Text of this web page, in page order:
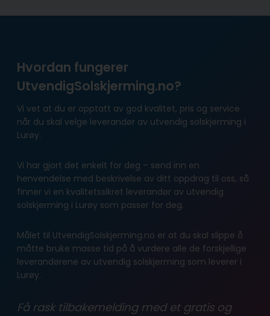
Hvordan fungerer
UtvendigSolskjerming.no?
Vi vet at du er opptatt av god kvalitet, pris og service
når du skal velge leverandør av utvendig solskjerming i
Lurøy.
Vi har gjort det enkelt for deg – send inn en
henvendelse med beskrivelse av ditt oppdrag til oss, så
finner vi en kvalitetssikret leverandør av utvendig
solskjerming i Lurøy som passer for deg.
Målet til UtvendigSolskjerming.no er at du skal slippe å
måtte bruke masse tid på å vurdere alle de forskjellige
leverandørene av utvendig solskjerming som leverer i
Lurøy.
Få rask tilbakemelding med et gratis og